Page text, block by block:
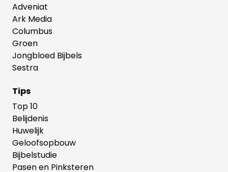
Adveniat
Ark Media
Columbus
Groen
Jongbloed Bijbels
Sestra
Tips
Top 10
Belijdenis
Huwelijk
Geloofsopbouw
Bijbelstudie
Pasen en Pinksteren